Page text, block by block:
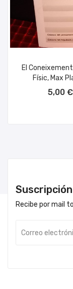
El
Físic, Max
5,00 €
Recibe por mail